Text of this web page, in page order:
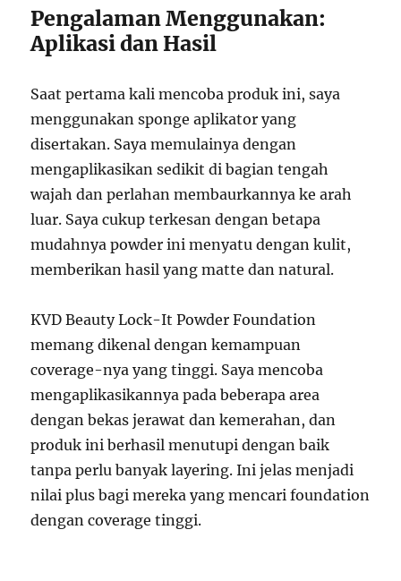
Pengalaman Menggunakan:
Aplikasi dan Hasil
Saat pertama kali mencoba produk ini, saya
menggunakan sponge aplikator yang
disertakan. Saya memulainya dengan
mengaplikasikan sedikit di bagian tengah
wajah dan perlahan membaurkannya ke arah
luar. Saya cukup terkesan dengan betapa
mudahnya powder ini menyatu dengan kulit,
memberikan hasil yang matte dan natural.
KVD Beauty Lock-It Powder Foundation
memang dikenal dengan kemampuan
coverage-nya yang tinggi. Saya mencoba
mengaplikasikannya pada beberapa area
dengan bekas jerawat dan kemerahan, dan
produk ini berhasil menutupi dengan baik
tanpa perlu banyak layering. Ini jelas menjadi
nilai plus bagi mereka yang mencari foundation
dengan coverage tinggi.